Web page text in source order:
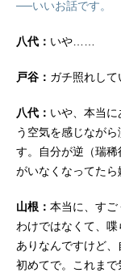
──いいお話です。
八代： いや……
戸谷： ガチ照れして
八代： いや、本当
う空気を感じなが
す。自分が逆（瑞
がいなくなってたら
山根： 本当に、す
わけではなくて、
ありなんですけど
初めてで。これま